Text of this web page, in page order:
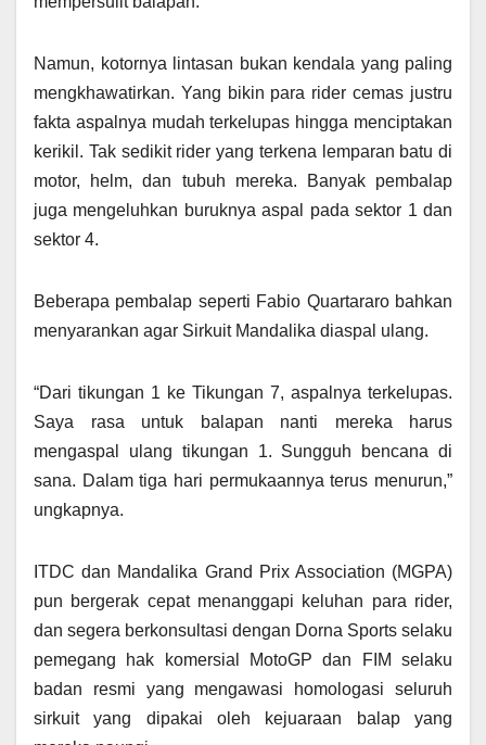
Namun, kotornya lintasan bukan kendala yang paling
mengkhawatirkan. Yang bikin para rider cemas justru
fakta aspalnya mudah terkelupas hingga menciptakan
kerikil. Tak sedikit rider yang terkena lemparan batu di
motor, helm, dan tubuh mereka. Banyak pembalap
juga mengeluhkan buruknya aspal pada sektor 1 dan
sektor 4.
Beberapa pembalap seperti Fabio Quartararo bahkan
menyarankan agar Sirkuit Mandalika diaspal ulang.
“Dari tikungan 1 ke Tikungan 7, aspalnya terkelupas.
Saya rasa untuk balapan nanti mereka harus
mengaspal ulang tikungan 1. Sungguh bencana di
sana. Dalam tiga hari permukaannya terus menurun,”
ungkapnya.
ITDC dan Mandalika Grand Prix Association (MGPA)
pun bergerak cepat menanggapi keluhan para rider,
dan segera berkonsultasi dengan Dorna Sports selaku
pemegang hak komersial MotoGP dan FIM selaku
badan resmi yang mengawasi homologasi seluruh
sirkuit yang dipakai oleh kejuaraan balap yang